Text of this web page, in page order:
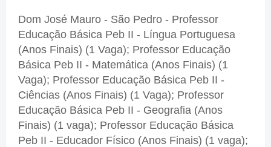
Dom José Mauro - São Pedro - Professor
Educação Básica Peb II - Língua Portuguesa
(Anos Finais) (1 Vaga); Professor Educação
Básica Peb II - Matemática (Anos Finais) (1
Vaga); Professor Educação Básica Peb II -
Ciências (Anos Finais) (1 Vaga); Professor
Educação Básica Peb II - Geografia (Anos
Finais) (1 vaga); Professor Educação Básica
Peb II - Educador Físico (Anos Finais) (1 vaga);